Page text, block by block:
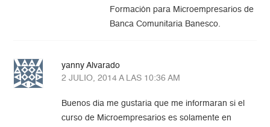
Formación para Microempresarios de
Banca Comunitaria Banesco.
yanny Alvarado
2 JULIO, 2014 A LAS 10:36 AM
Buenos dia me gustaria que me informaran si el
curso de Microempresarios es solamente en